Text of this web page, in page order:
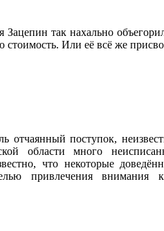
Зацепин так нахально
Или её всё же
отчаянный поступок,
области много
что некоторые
привлечения внимания